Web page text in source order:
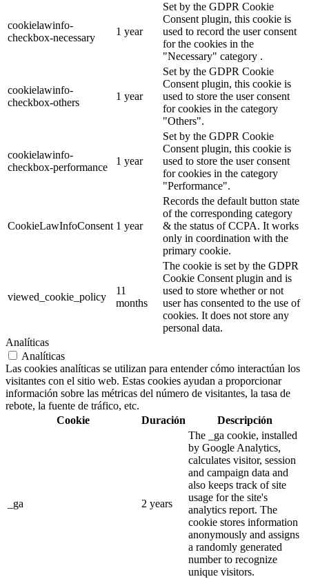
cookielawinfo-
checkbox-necessary
1 year
Set by the GDPR Cookie
Consent plugin, this cookie is
used to record the user consent
for the cookies in the
"Necessary" category .
cookielawinfo-
checkbox-others
1 year
Set by the GDPR Cookie
Consent plugin, this cookie is
used to store the user consent
for cookies in the category
"Others".
cookielawinfo-
checkbox-performance
1 year
Set by the GDPR Cookie
Consent plugin, this cookie is
used to store the user consent
for cookies in the category
"Performance".
CookieLawInfoConsent 1 year
Records the default button state
of the corresponding category
& the status of CCPA. It works
only in coordination with the
primary cookie.
viewed_cookie_policy
11
months
The cookie is set by the GDPR
Cookie Consent plugin and is
used to store whether or not
user has consented to the use of
cookies. It does not store any
personal data.
Analíticas
Analíticas
Las cookies analíticas se utilizan para entender cómo interactúan los
visitantes con el sitio web. Estas cookies ayudan a proporcionar
información sobre las métricas del número de visitantes, la tasa de
rebote, la fuente de tráfico, etc.
Cookie
Duración Descripción
_ga 2 years
The _ga cookie, installed
by Google Analytics,
calculates visitor, session
and campaign data and
also keeps track of site
usage for the site's
analytics report. The
cookie stores information
anonymously and assigns
a randomly generated
number to recognize
unique visitors.